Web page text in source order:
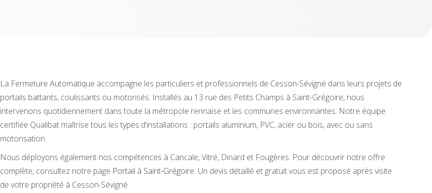
La Fermeture Automatique accompagne les particuliers et professionnels de Cesson-Sévigné dans leurs projets de
portails battants, coulissants ou motorisés. Installés au 13 rue des Petits Champs à Saint-Grégoire, nous
intervenons quotidiennement dans toute la métropole rennaise et les communes environnantes. Notre équipe
certifiée Qualibat maîtrise tous les types d’installations : portails aluminium, PVC, acier ou bois, avec ou sans
motorisation.
Nous déployons également nos compétences à Cancale, Vitré, Dinard et Fougères. Pour découvrir notre offre
complète, consultez notre page Portail à Saint-Grégoire. Un devis détaillé et gratuit vous est proposé après visite
de votre propriété à Cesson-Sévigné.